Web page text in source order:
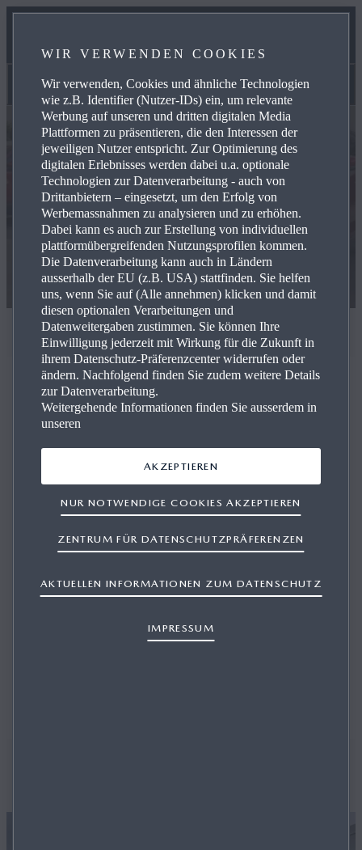
Lagerfahrzeuge
KONTAKT
LAGERFAHRZEUGE
Suchen Sie einen Mazda? Finden Sie ganz einfach Ihr
Traummodell und profitieren Sie von zertifizierter Qualität
und erstklassigem Service. Ihr Wunschfahrzeug ist nur ein
WIR VERWENDEN COOKIES
Wir verwenden, Cookies und ähnliche Technologien
wie z.B. Identifier (Nutzer-IDs) ein, um relevante
Werbung auf unseren und dritten digitalen Media
Plattformen zu präsentieren, die den Interessen der
jeweiligen Nutzer entspricht. Zur Optimierung des
digitalen Erlebnisses werden dabei u.a. optionale
Technologien zur Datenverarbeitung - auch von
Drittanbietern – eingesetzt, um den Erfolg von
Werbemassnahmen zu analysieren und zu erhöhen.
Dabei kann es auch zur Erstellung von individuellen
plattformübergreifenden Nutzungsprofilen kommen.
Die Datenverarbeitung kann auch in Ländern
ausserhalb der EU (z.B. USA) stattfinden. Sie helfen
uns, wenn Sie auf (Alle annehmen) klicken und damit
diesen optionalen Verarbeitungen und
Datenweitergaben zustimmen. Sie können Ihre
Einwilligung jederzeit mit Wirkung für die Zukunft in
ihrem Datenschutz-Präferenzcenter widerrufen oder
ändern. Nachfolgend finden Sie zudem weitere Details
zur Datenverarbeitung.
Weitergehende Informationen finden Sie ausserdem in
unseren
AKTUELLEN INFORMATIONEN ZUM DATENSCHUTZ
IMPRESSUM
ZENTRUM FÜR DATENSCHUTZPRÄFERENZEN
NUR NOTWENDIGE COOKIES AKZEPTIEREN
AKZEPTIEREN